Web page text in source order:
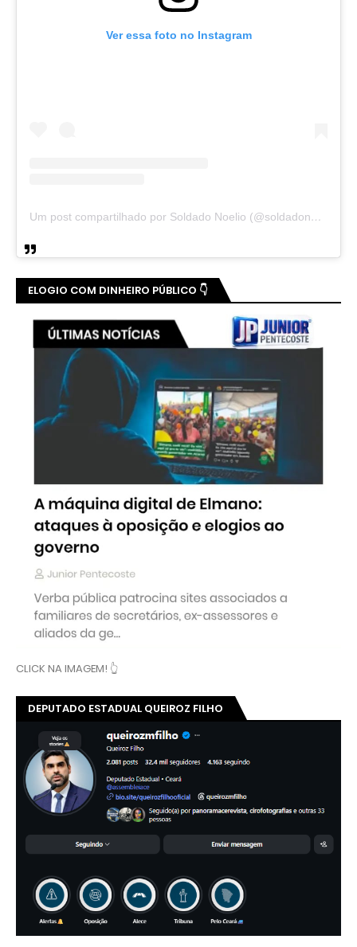
Ver essa foto no Instagram
Um post compartilhado por Soldado Noelio (@soldadonoelio)
ELOGIO COM DINHEIRO PÚBLICO 👇
CLICK NA IMAGEM! 👆
DEPUTADO ESTADUAL QUEIROZ FILHO